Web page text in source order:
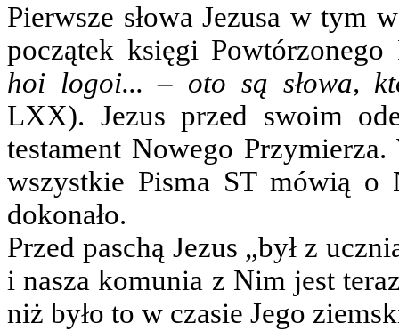
Pierwsze słowa Jezusa w tym
początek księgi
hoi logoi... – oto są słowa,
LXX). Jezus przed swoim
testament Nowego
wszystkie Pisma ST mówią o
dokonało.
Przed paschą Jezus „był z
i nasza komunia z Nim jest
niż było to w czasie Jego